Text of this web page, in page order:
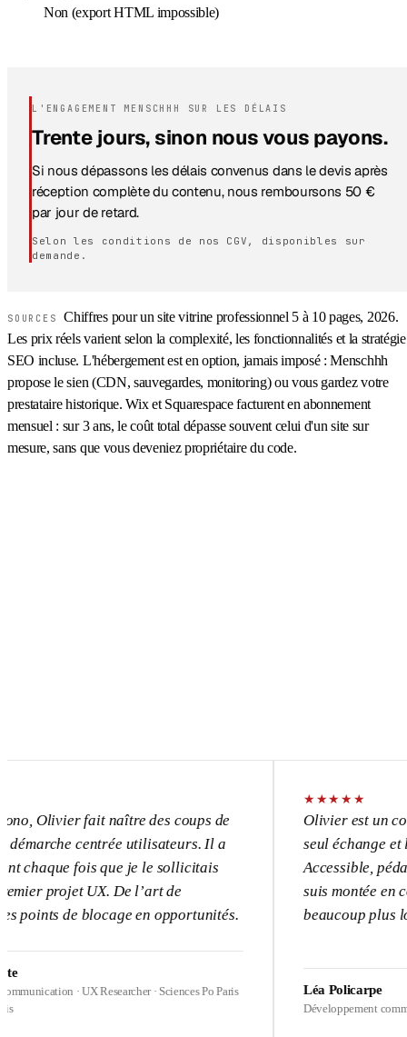
Non (export HTML impossible)
L'ENGAGEMENT MENSCHHH SUR LES DÉLAIS
Trente jours, sinon nous vous payons.
Si nous dépassons les délais convenus dans le devis après
réception complète du contenu, nous remboursons 50 €
par jour de retard.
Selon les conditions de nos CGV, disponibles sur
demande.
SOURCESChiffres pour un site vitrine professionnel 5 à 10 pages, 2026.
Les prix réels varient selon la complexité, les fonctionnalités et la stratégie
SEO incluse. L'hébergement est en option, jamais imposé : Menschhh
propose le sien (CDN, sauvegardes, monitoring) ou vous gardez votre
prestataire historique. Wix et Squarespace facturent en abonnement
mensuel : sur 3 ans, le coût total dépasse souvent celui d'un site sur
mesure, sans que vous deveniez propriétaire du code.
fait naître des coups de
centrée utilisateurs. Il a
fois que je le sollicitais
UX. De l’art de
blocage en opportunités.
· UX Researcher · Sciences Po Paris
★
Olivier est un
seul échange et l’UX
Accessible, pédagogue,
suis montée en
beaucoup plus loin sur
Léa Policarpe
Développement commercial ·